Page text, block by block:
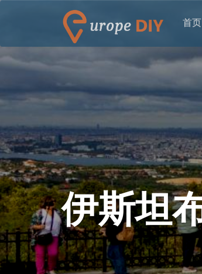
首页
伊斯坦